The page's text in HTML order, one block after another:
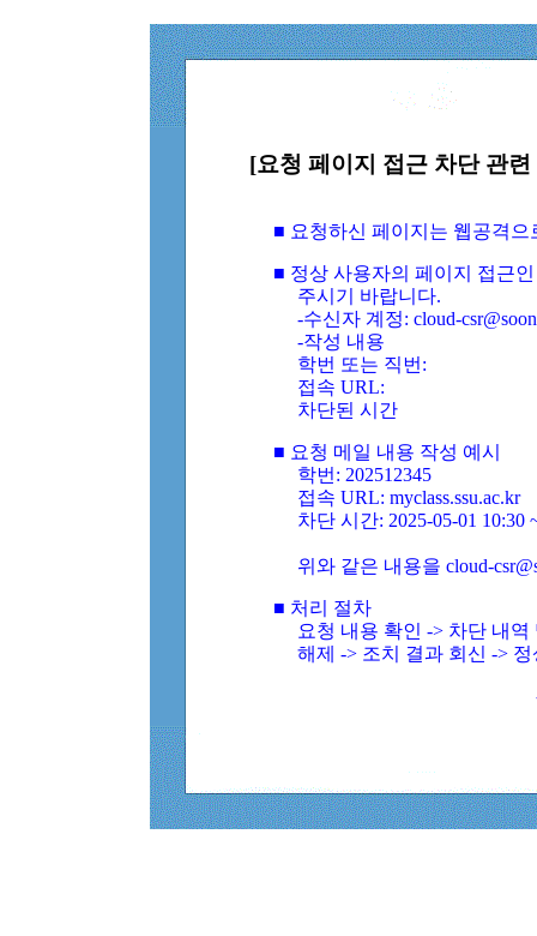
[요청 페이지 접근 차단 관
■ 요청하신 페이지는 웹공격
■ 정상 사용자의 페이지 접근
주시기 바랍니다.
-수신자 계정: cloud-
-작성 내용
학번 또는 직번:
접속 URL:
차단된 시간
■ 요청 메일 내용 작성 예시
학번: 202512345
접속 URL: myclass.ssu.ac.kr
차단 시간: 2025-05-01 10:30
위와 같은 내용을 cloud-
■ 처리 절차
요청 내용 확인 -> 차단 내
해제 -> 조치 결과 회신 ->